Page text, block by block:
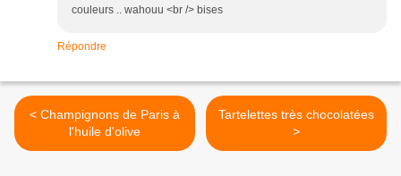
couleurs .. wahouu <br /> bises
Répondre
< Champignons de Paris à
l'huile d'olive
Tartelettes très chocolatées
>